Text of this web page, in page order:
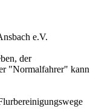
e.V.
der
"Normalfahrer" kann